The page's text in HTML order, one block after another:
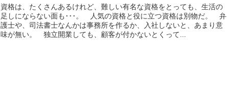
資格は、たくさんあるけれど、難しい有名な資格をとっても、生活の
足しにならない面も･･･。 人気の資格と役に立つ資格は別物だ。 弁
護士や、司法書士なんかは事務所を作るか、入社しないと、あまり意
味が無い。 独立開業しても、顧客が付かないとくって...